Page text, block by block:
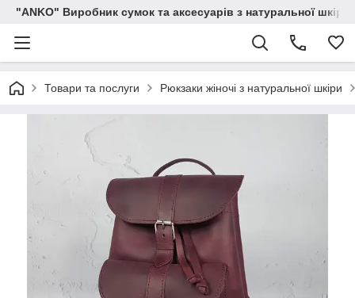
"ANKO" Виробник сумок та аксесуарів з натуральної шкіри.
Товари та послуги Рюкзаки жіночі з натуральної шкіри